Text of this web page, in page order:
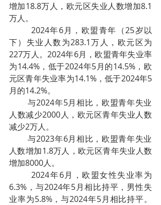
增加18.8万人，欧元区失业人数增加8.1
万人。
下）失业人数为283.1万人，欧元区为
227万人。2024年6月，欧盟青年失业率
为14.4%，低于2024年5月的14.5%，欧
元区青年失业率为14.1%，低于2024年5
月的14.2%。
        与2024年5月相比，欧盟青年失业
人数减少2000人，欧元区青年失业人数
减少2万人。
        与2023年6月相比，欧盟青年失业
人数增加1.8万人，欧元区青年失业人数
增加8000人。
        2024年6月，欧盟女性失业率为
6.3%，与2024年5月相比持平，男性失
业率为5.8%，与2024年5月相比持平。